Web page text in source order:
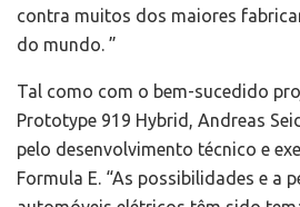
contra muitos dos maiores
do mundo. ”
Tal como com o bem-sucedido
Prototype 919 Hybrid, Andreas
pelo desenvolvimento técnico e
Formula E. “As possibilidades e a